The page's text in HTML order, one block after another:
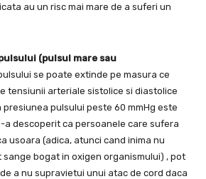
au un risc mai mare de a suferi un
(pulsul mare sau
se poate extinde pe masura ce
tensiunii arteriale sistolice si diastolice
presiunea pulsului peste 60 mmHg este
a descoperit ca persoanele care sufera
usoara (adica, atunci cand inima nu
bogat in oxigen organismului) , pot
a nu supravietui unui atac de cord daca